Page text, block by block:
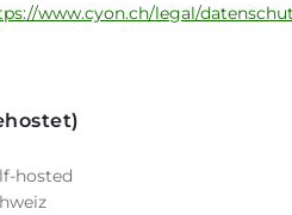
www.cyon.ch/legal/
hosted